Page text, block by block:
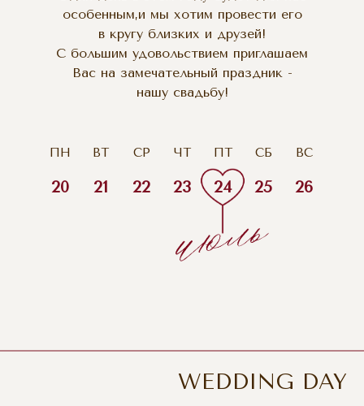
особенным,и мы хотим провести его
в кругу близких и друзей!
С большим удовольствием приглашаем
Вас на замечательный праздник -
нашу свадьбу!
ПН ВТ СР ЧТ ПТ СБ ВС
20 21 22 23 24 25 26
WEDDING DAY